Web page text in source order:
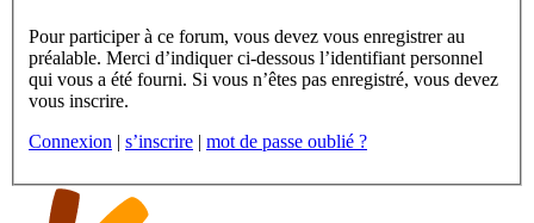
Pour participer à ce forum, vous devez vous enregistrer au
préalable. Merci d’indiquer ci-dessous l’identifiant personnel
qui vous a été fourni. Si vous n’êtes pas enregistré, vous devez
vous inscrire.
Connexion | s’inscrire | mot de passe oublié ?